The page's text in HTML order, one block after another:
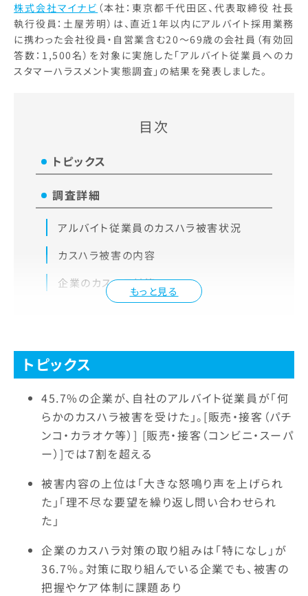
株式会社マイナビ （本社：東京都千代田区、代表取締役 社長
執行役員：土屋芳明）は、直近1年以内にアルバイト採用業務
に携わった会社役員・自営業含む20～69歳の会社員（有効回
答数：1,500名）を対象に実施した「アルバイト従業員へのカ
スタマーハラスメント実態調査」の結果を発表しました。
目次
もっと見る
トピックス
調査詳細
アルバイト従業員のカスハラ被害状況
カスハラ被害の内容
企業のカスハラ対策
トピックス
45.7%の企業が、自社のアルバイト従業員が「何
らかのカスハラ被害を受けた」。[販売・接客（パチ
ンコ・カラオケ等）] [販売・接客（コンビニ・スーパ
ー）]では7割を超える
被害内容の上位は「大きな怒鳴り声を上げられ
た」「理不尽な要望を繰り返し問い合わせられ
た」
企業のカスハラ対策の取り組みは「特になし」が
36.7％。対策に取り組んでいる企業でも、被害の
把握やケア体制に課題あり